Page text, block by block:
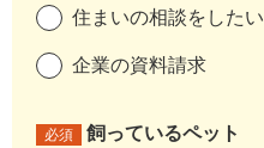
住まいの相談をしたい
企業の資料請求
必須
飼っているペット